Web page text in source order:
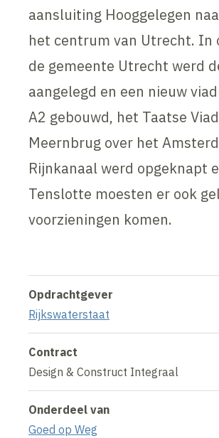
aansluiting Hooggelegen
het centrum van Utrecht. In
de gemeente Utrecht werd
aangelegd en een nieuw
A2 gebouwd, het Taatse
Meernbrug over het
Rijnkanaal werd opgeknapt
Tenslotte moesten er ook
voorzieningen komen.
Opdrachtgever
Rijkswaterstaat
Contract
Design & Construct Integraal
Onderdeel van
Goed op Weg